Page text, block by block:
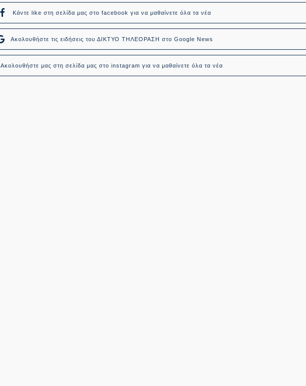
Κάντε like στη σελίδα μας στο facebook για να μαθαίνετε όλα τα νέα
Ακολουθήστε τις ειδήσεις του ΔΙΚΤΥΟ ΤΗΛΕΟΡΑΣΗ στο Google News
Ακολουθήστε μας στη σελίδα μας στο instagram για να μαθαίνετε όλα τα νέα